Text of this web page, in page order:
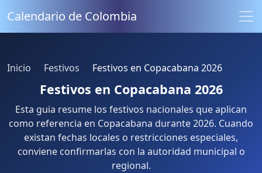
Calendario de Colombia
Inicio Festivos Festivos en Copacabana 2026
Festivos en Copacabana 2026
Esta guia resume los festivos nacionales que aplican
como referencia en Copacabana durante 2026. Cuando
existan fechas locales o restricciones especiales,
conviene confirmarlas con la autoridad municipal o
regional.